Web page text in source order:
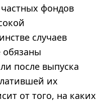
фондов
случаев
обязаны
после выпуска
их
от того, на каких